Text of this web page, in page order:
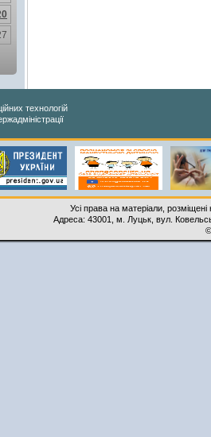
технологій
Усі права на матеріали,
Адреса: 43001, м. Луцьк, вул.